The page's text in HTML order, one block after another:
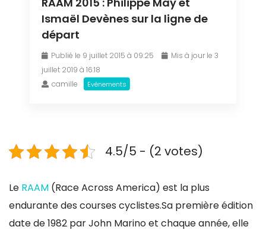
Ismaël Devènes sur la ligne de
départ
Publié le 9 juillet 2015 à 09:25
Mis à jour le 3
juillet 2019 à 16:18
camille
Evénements
4.5/5 - (2 votes)
Le RAAM (Race Across America) est la plus
endurante des courses cyclistes.Sa première édition
date de 1982 par John Marino et chaque année, elle